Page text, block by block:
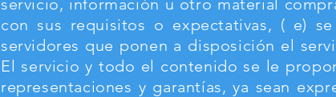
servicio, información u otro material
con sus requisitos o expectativas, ( e)
servidores que ponen a disposición el
El servicio y todo el contenido se le
representaciones y garantías, ya sean